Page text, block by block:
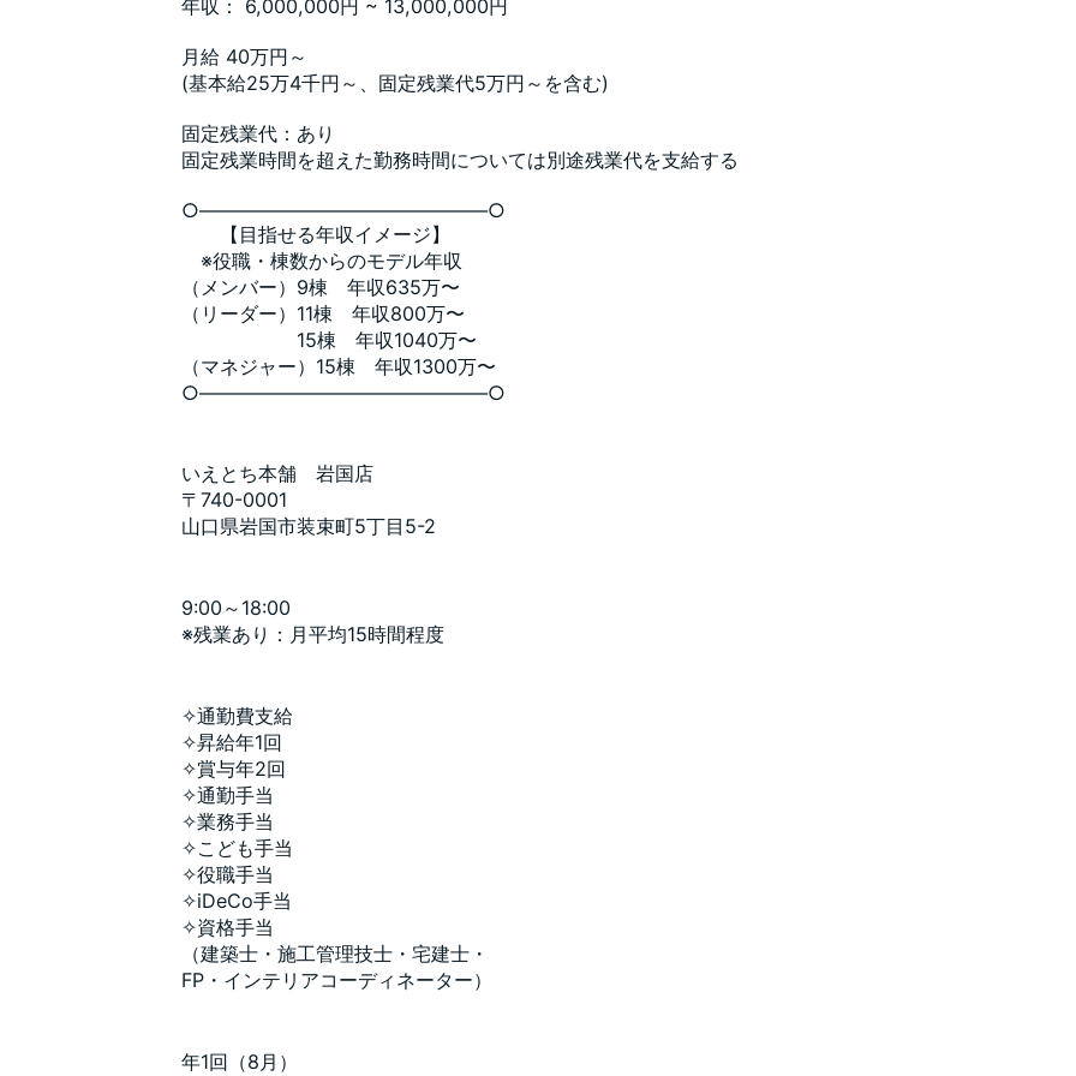
年収： 6,000,000円 ~ 13,000,000円
月給 40万円～
(基本給25万4千円～、固定残業代5万円～を含む)
固定残業代：あり
固定残業時間を超えた勤務時間については別途残業代を支給する
○―――――――――――――――○
【目指せる年収イメージ】
※役職・棟数からのモデル年収
（メンバー）9棟 年収635万〜
（リーダー）11棟 年収800万〜
15棟 年収1040万〜
（マネジャー）15棟 年収1300万〜
○―――――――――――――――○
いえとち本舗 岩国店
〒740-0001
山口県岩国市装束町5丁目5-2
9:00～18:00
※残業あり：月平均15時間程度
✧通勤費支給
✧昇給年1回
✧賞与年2回
✧通勤手当
✧業務手当
✧こども手当
✧役職手当
✧iDeCo手当
✧資格手当
（建築士・施工管理技士・宅建士・
FP・インテリアコーディネーター）
年1回（8月）